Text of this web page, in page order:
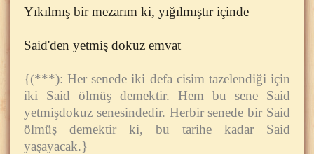
Yıkılmış bir mezarım ki, yığılmıştır içinde
Said'den yetmiş dokuz emvat
{(***): Her senede iki defa cisim tazelendiği için
iki Said ölmüş demektir. Hem bu sene Said
yetmişdokuz senesindedir. Herbir senede bir Said
ölmüş demektir ki, bu tarihe kadar Said
yaşayacak.}